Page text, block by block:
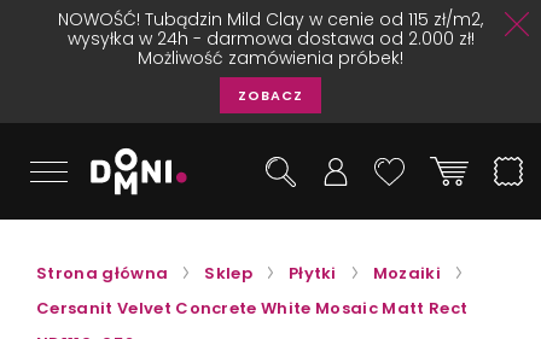
NOWOŚĆ! Tubądzin Mild Clay w cenie od 115 zł/m2,
wysyłka w 24h - darmowa dostawa od 2.000 zł!
Możliwość zamówienia próbek!
ZOBACZ
Strona główna Sklep Płytki
Mozaiki
Cersanit Velvet Concrete White Mosaic Matt Rect